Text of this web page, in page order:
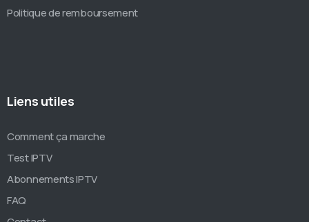
Politique de remboursement
Liens utiles
Comment ça marche
Test IPTV
Abonnements IPTV
FAQ